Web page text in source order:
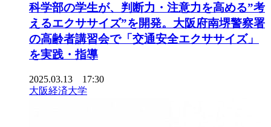
科学部の学生が、判断力・注意力を高める”考
えるエクササイズ”を開発。大阪府南堺警察署
の高齢者講習会で「交通安全エクササイズ」
を実践・指導
2025.03.13 17:30
大阪経済大学